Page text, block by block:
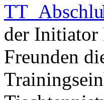
der Initiator
Freunden